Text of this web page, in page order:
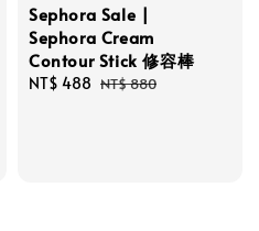
Sephora Sale |
Sephora Cream
Contour Stick 修容棒
Sale
NT$ 488 Regular
NT$ 880